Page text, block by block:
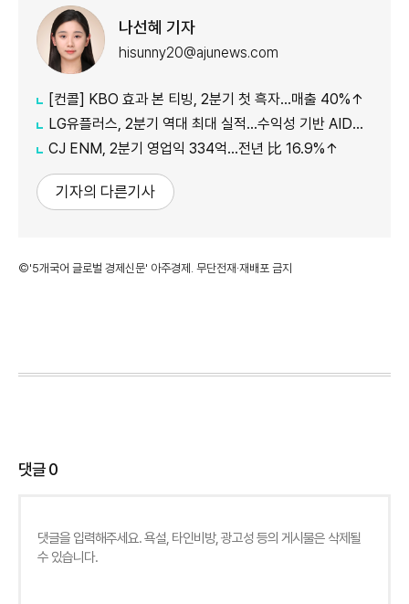
나선혜 기자
hisunny20@ajunews.com
[컨콜] KBO 효과 본 티빙, 2분기 첫 흑자…매출 40%↑
LG유플러스, 2분기 역대 최대 실적…수익성 기반 AIDC 투자 확대(종합)
CJ ENM, 2분기 영업익 334억…전년 比 16.9%↑
기자의 다른기사
©'5개국어 글로벌 경제신문' 아주경제. 무단전재·재배포 금지
댓글0